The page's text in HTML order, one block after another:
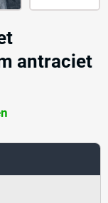
antraciet